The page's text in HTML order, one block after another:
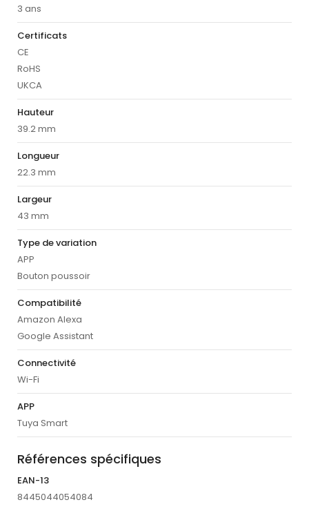
3 ans
Certificats
CE
RoHS
UKCA
Hauteur
39.2 mm
Longueur
22.3 mm
Largeur
43 mm
Type de variation
APP
Bouton poussoir
Compatibilité
Amazon Alexa
Google Assistant
Connectivité
Wi-Fi
APP
Tuya Smart
Références spécifiques
EAN-13
8445044054084